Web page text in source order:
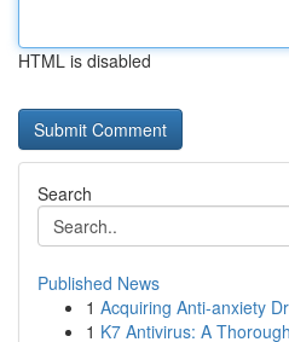
HTML is disabled
Search
Published News
1 Acquiring Anti-anxiety
1 K7 Antivirus: A